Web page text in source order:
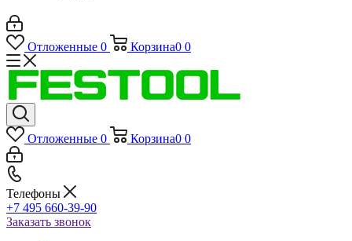
Отложенные 0 Корзина0 0
Отложенные 0 Корзина0 0
Телефоны
+7 495 660-39-90
Заказать звонок